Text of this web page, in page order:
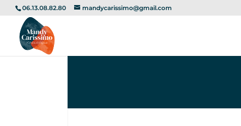
'empecher le clic droit sur la page web pour tout le site
06.13.08.82.80 mandycarissimo@gmail.com